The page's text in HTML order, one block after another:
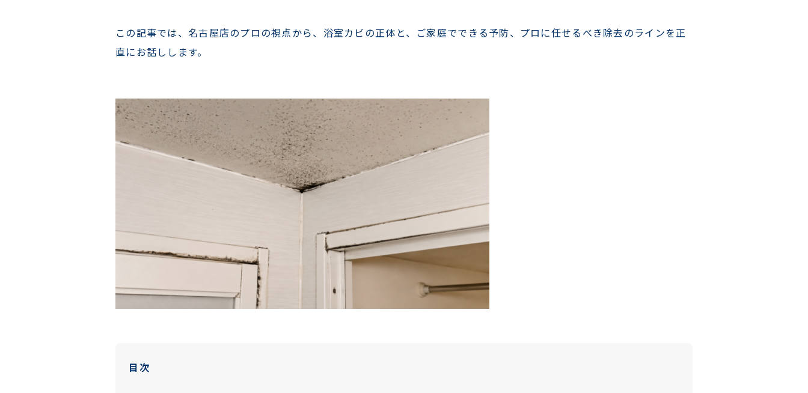
この記事では、名古屋店のプロの視点から、浴室カビの正体と、ご家庭でできる予防、プロに任せるべき除去のラインを正
直にお話しします。
目次